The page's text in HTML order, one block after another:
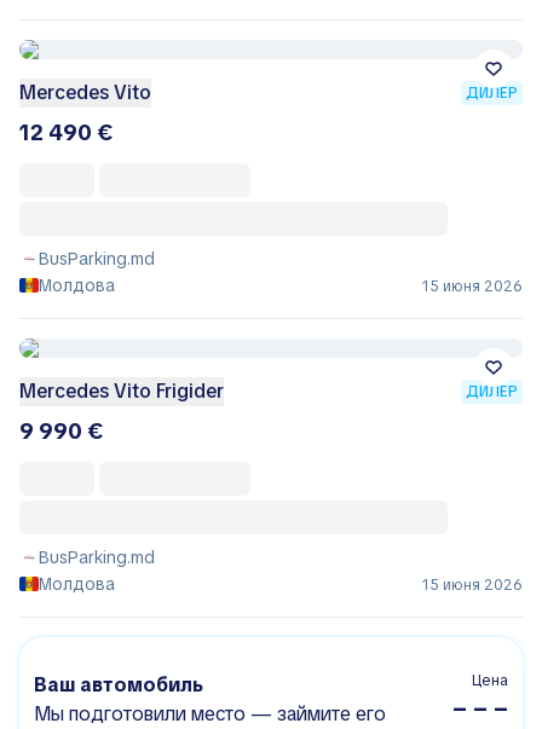
Mercedes Vito ДИЛЕР
12 490 €
BusParking.md
Молдова
15 июня 2026
Mercedes Vito Frigider ДИЛЕР
9 990 €
BusParking.md
Молдова
15 июня 2026
Ваш автомобиль
Мы подготовили место — займите его
Цена
– – –